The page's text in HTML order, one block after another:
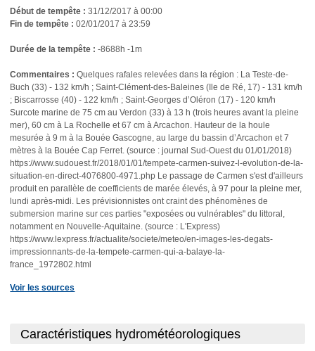
Début de tempête :31/12/2017 à 00:00
Fin de tempête :02/01/2017 à 23:59
Durée de la tempête : -8688h -1m
Commentaires :Quelques rafales relevées dans la région : La Teste-de-
Buch (33) - 132 km/h ; Saint-Clément-des-Baleines (Ile de Ré, 17) - 131 km/h
; Biscarrosse (40) - 122 km/h ; Saint-Georges d’Oléron (17) - 120 km/h
Surcote marine de 75 cm au Verdon (33) à 13 h (trois heures avant la pleine
mer), 60 cm à La Rochelle et 67 cm à Arcachon. Hauteur de la houle
mesurée à 9 m à la Bouée Gascogne, au large du bassin d’Arcachon et 7
mètres à la Bouée Cap Ferret. (source : journal Sud-Ouest du 01/01/2018)
https://www.sudouest.fr/2018/01/01/tempete-carmen-suivez-l-evolution-de-la-
situation-en-direct-4076800-4971.php Le passage de Carmen s'est d'ailleurs
produit en parallèle de coefficients de marée élevés, à 97 pour la pleine mer,
lundi après-midi. Les prévisionnistes ont craint des phénomènes de
submersion marine sur ces parties "exposées ou vulnérables" du littoral,
notamment en Nouvelle-Aquitaine. (source : L'Express)
https://www.lexpress.fr/actualite/societe/meteo/en-images-les-degats-
impressionnants-de-la-tempete-carmen-qui-a-balaye-la-
france_1972802.html
Voir les sources
Caractéristiques hydrométéorologiques